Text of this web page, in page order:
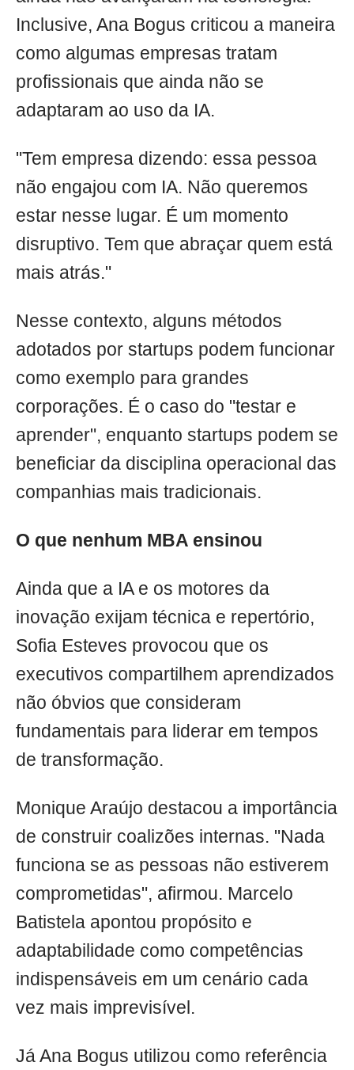
Inclusive, Ana Bogus criticou a maneira
como algumas empresas tratam
profissionais que ainda não se
adaptaram ao uso da IA.
"Tem empresa dizendo: essa pessoa
não engajou com IA. Não queremos
estar nesse lugar. É um momento
disruptivo. Tem que abraçar quem está
mais atrás."
Nesse contexto, alguns métodos
adotados por startups podem funcionar
como exemplo para grandes
corporações. É o caso do "testar e
aprender", enquanto startups podem se
beneficiar da disciplina operacional das
companhias mais tradicionais.
O que nenhum MBA ensinou
Ainda que a IA e os motores da
inovação exijam técnica e repertório,
Sofia Esteves provocou que os
executivos compartilhem aprendizados
não óbvios que consideram
fundamentais para liderar em tempos
de transformação.
Monique Araújo destacou a importância
de construir coalizões internas. "Nada
funciona se as pessoas não estiverem
comprometidas", afirmou. Marcelo
Batistela apontou propósito e
adaptabilidade como competências
indispensáveis em um cenário cada
vez mais imprevisível.
Já Ana Bogus utilizou como referência